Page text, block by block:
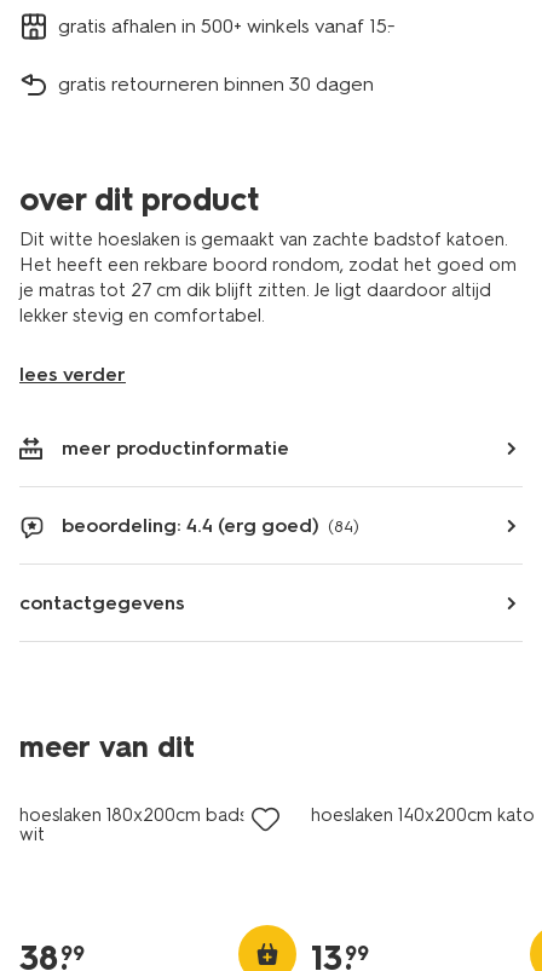
gratis afhalen in 500+ winkels vanaf 15.-
gratis retourneren binnen 30 dagen
over dit product
Dit witte hoeslaken is gemaakt van zachte badstof katoen.
Het heeft een rekbare boord rondom, zodat het goed om
je matras tot 27 cm dik blijft zitten. Je ligt daardoor altijd
lekker stevig en comfortabel.
lees verder
meer productinformatie
beoordeling: 4.4 (erg goed) (84)
contactgegevens
meer van dit
hoeslaken 180x200cm badstof
wit
38.
99
hoeslaken 140x200cm
13.
99